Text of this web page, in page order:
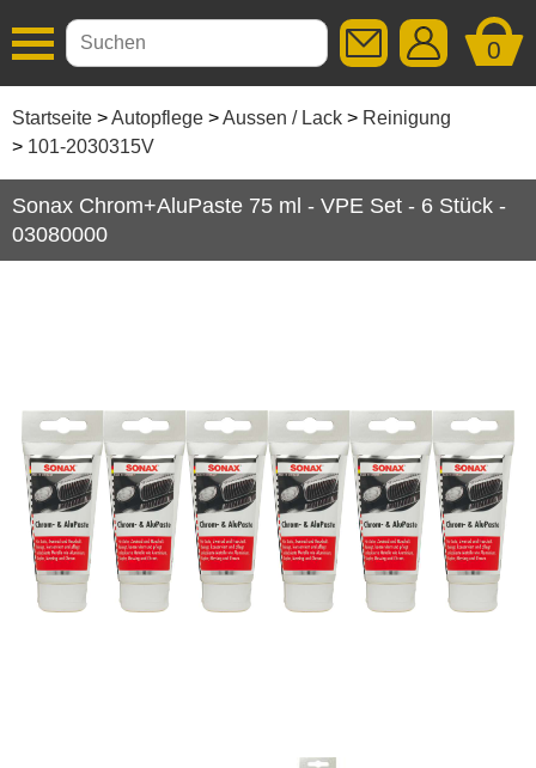
0
Startseite Autopflege Aussen / Lack
Reinigung
101-2030315V
Additive
Autopflege
Aussen / Lack
Wachs / Versiegelung
Zubehör
Caravanpflege
Fahrradpflege
Sonax Chrom+AluPaste 75 ml - VPE Set - 6 Stück -
03080000